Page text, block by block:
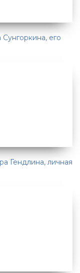
его
Гендлина, личная